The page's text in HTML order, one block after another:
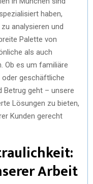
haben,
analysieren und
Palette von
als auch
Ob es um familiäre
oder geschäftliche
Betrug geht – unsere
Lösungen zu bieten,
Kunden gerecht
Arbeit